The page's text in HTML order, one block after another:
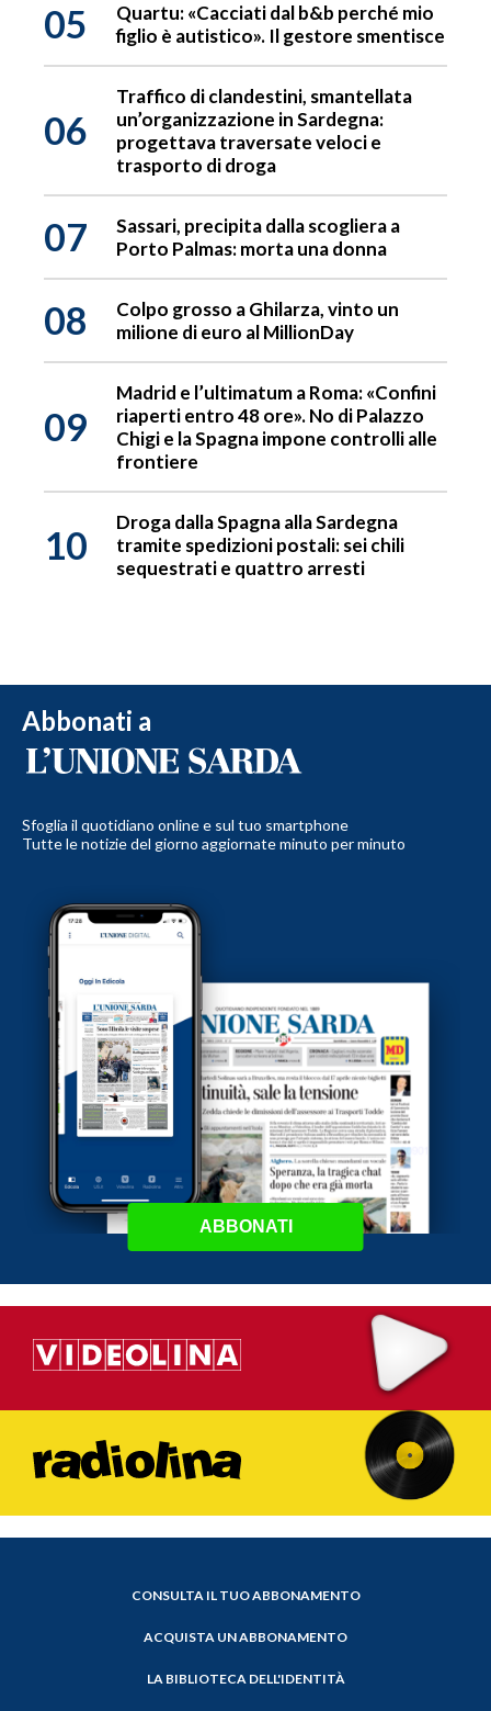
05
Quartu: «Cacciati dal b&b perché mio
figlio è autistico». Il gestore smentisce
06
Traffico di clandestini, smantellata
un’organizzazione in Sardegna:
progettava traversate veloci e
trasporto di droga
07
Sassari, precipita dalla scogliera a
Porto Palmas: morta una donna
08
Colpo grosso a Ghilarza, vinto un
milione di euro al MillionDay
09
Madrid e l’ultimatum a Roma: «Confini
riaperti entro 48 ore». No di Palazzo
Chigi e la Spagna impone controlli alle
frontiere
10
Droga dalla Spagna alla Sardegna
tramite spedizioni postali: sei chili
sequestrati e quattro arresti
Abbonati a
Sfoglia il quotidiano online e sul tuo smartphone
Tutte le notizie del giorno aggiornate minuto per minuto
ABBONATI
CONSULTA IL TUO ABBONAMENTO
ACQUISTA UN ABBONAMENTO
LA BIBLIOTECA DELL'IDENTITÀ